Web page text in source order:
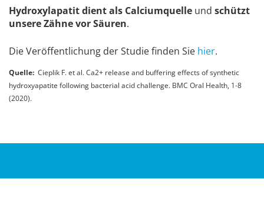
Hydroxylapatit dient als Calciumquelle und schützt
unsere Zähne vor Säuren.
Die Veröffentlichung der Studie finden Sie hier.
Quelle: Cieplik F. et al. Ca2+ release and buffering effects of synthetic
hydroxyapatite following bacterial acid challenge. BMC Oral Health, 1-8
(2020).